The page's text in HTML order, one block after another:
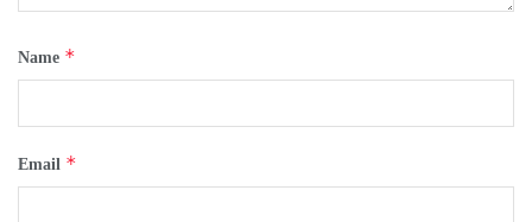
Name *
Email *